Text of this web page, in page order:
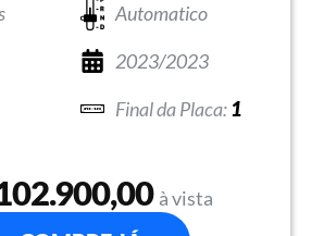
Automatico
2023/2023
1
à vista